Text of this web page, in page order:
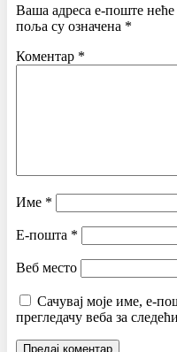
Ваша адреса е-поште
поља су означена *
Коментар *
Име *
Е-пошта *
Веб место
Сачувај моје име, е-
прегледачу веба за